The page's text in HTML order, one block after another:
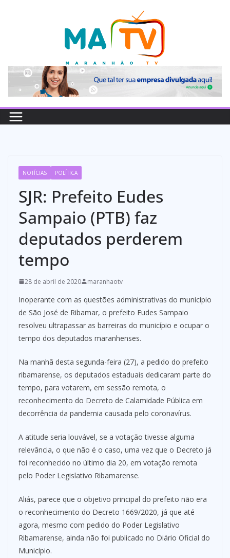
NOTÍCIAS POLÍTICA
SJR: Prefeito Eudes
Sampaio (PTB) faz
deputados perderem
tempo
28 de abril de 2020 maranhaotv
Inoperante com as questões administrativas do município
de São José de Ribamar, o prefeito Eudes Sampaio
resolveu ultrapassar as barreiras do município e ocupar o
tempo dos deputados maranhenses.
Na manhã desta segunda-feira (27), a pedido do prefeito
ribamarense, os deputados estaduais dedicaram parte do
tempo, para votarem, em sessão remota, o
reconhecimento do Decreto de Calamidade Pública em
decorrência da pandemia causada pelo coronavírus.
A atitude seria louvável, se a votação tivesse alguma
relevância, o que não é o caso, uma vez que o Decreto já
foi reconhecido no último dia 20, em votação remota
pelo Poder Legislativo Ribamarense.
Aliás, parece que o objetivo principal do prefeito não era
o reconhecimento do Decreto 1669/2020, já que até
agora, mesmo com pedido do Poder Legislativo
Ribamarense, ainda não foi publicado no Diário Oficial do
Município.